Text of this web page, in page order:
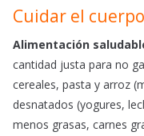
Cuidar el cuerpo
Alimentación
cantidad justa para no
cereales, pasta y arroz
desnatados (yogures,
menos grasas, carnes